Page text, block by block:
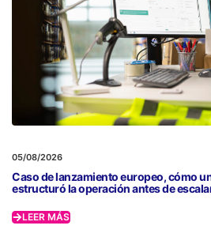
05/08/2026
Caso de lanzamiento europeo, cómo
estructuró la operación antes de
LEER MÁS